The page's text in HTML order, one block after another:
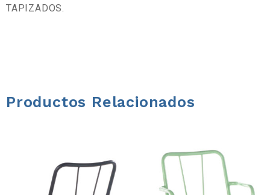
h
r
TAPIZADOS.
Productos Relacionados